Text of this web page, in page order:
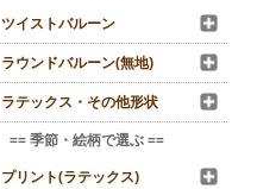
ツイストバルーン
ラウンドバルーン(無地)
ラテックス・その他形状
== 季節・絵柄で選ぶ ==
プリント(ラテックス)